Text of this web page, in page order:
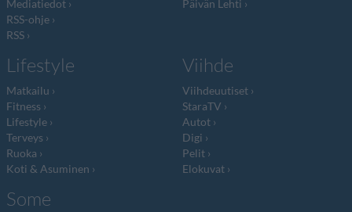
Mediatiedot
RSS-ohje
RSS
Päivän Lehti
Lifestyle
Matkailu
Fitness
Lifestyle
Terveys
Ruoka
Koti & Asuminen
Viihde
Viihdeuutiset
StaraTV
Autot
Digi
Pelit
Elokuvat
Some